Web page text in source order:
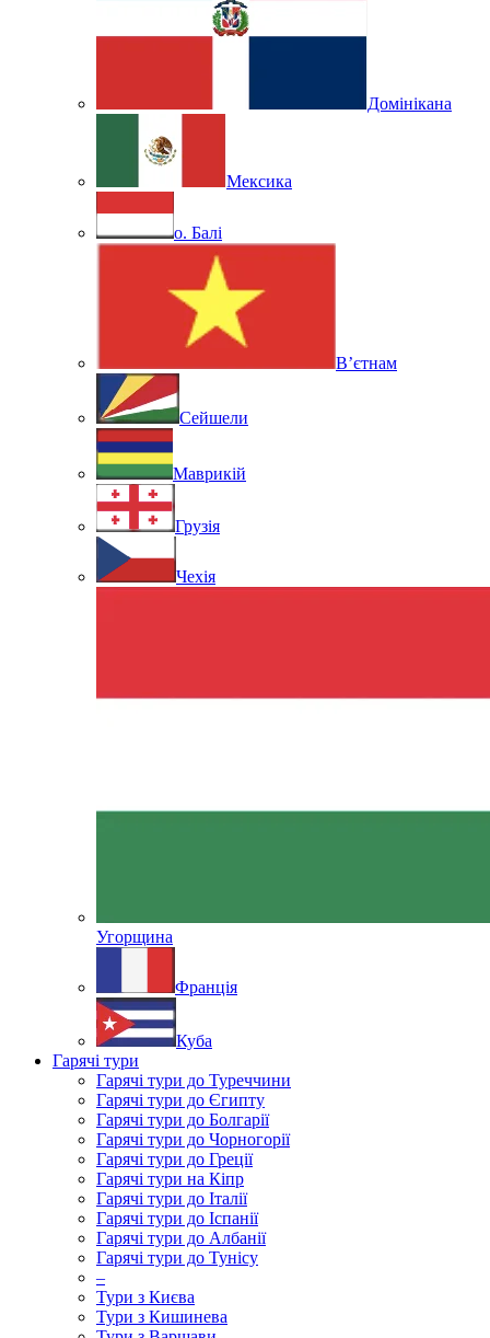
Домінікана
Мексика
о. Балі
В’єтнам
Сейшели
Маврикій
Грузія
Чехія
Угорщина
Франція
Куба
Гарячі тури
Гарячі тури до Туреччини
Гарячі тури до Єгипту
Гарячі тури до Болгарії
Гарячі тури до Чорногорії
Гарячі тури до Греції
Гарячі тури на Кіпр
Гарячі тури до Італії
Гарячі тури до Іспанії
Гарячі тури до Албанії
Гарячі тури до Тунісу
–
Тури з Києва
Тури з Кишинева